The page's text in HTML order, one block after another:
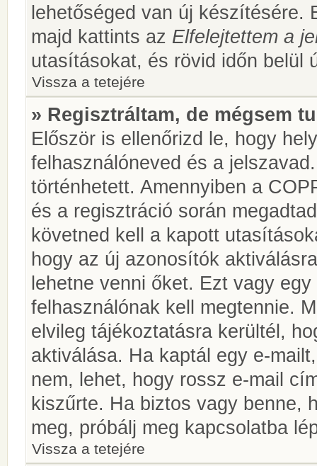
lehetőséged van új készítésére.
majd kattints az Elfelejtettem a
utasításokat, és rövid időn belül
Vissza a tetejére
» Regisztráltam, de mégsem
Először is ellenőrizd le, hogy
felhasználóneved és a
történhetett. Amennyiben a
és a regisztráció során
követned kell a kapott
hogy az új azonosítók
lehetne venni őket. Ezt vagy
felhasználónak kell megtennie.
elvileg tájékoztatásra kerültél,
aktiválása. Ha kaptál egy e-
nem, lehet, hogy rossz e-mail
kiszűrte. Ha biztos vagy benne,
meg, próbálj meg kapcsolatba
Vissza a tetejére